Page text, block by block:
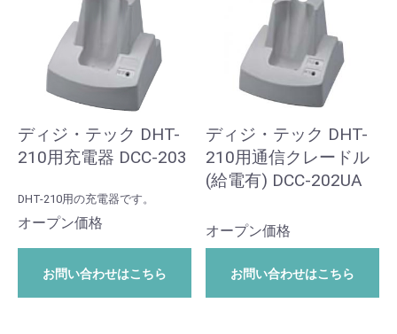
ディジ・テック DHT-
210用充電器 DCC-203
DHT-210用の充電器です。
オープン価格
お問い合わせはこちら
ディジ・テック DHT-
210用通信クレードル
(給電有) DCC-202UA
オープン価格
お問い合わせはこちら